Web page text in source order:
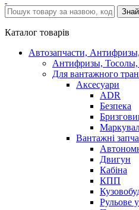
Каталог товарів
Автозапчасти,
Антифризы,
Для вантажного
Аксесуари
ADR
Безпека
Вантажні
Двигун
Кабіна
КПП
Рульове